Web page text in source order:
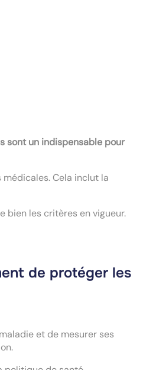
sont un indispensable pour
Cela inclut la
bien les critères en vigueur.
de protéger les
et de mesurer ses